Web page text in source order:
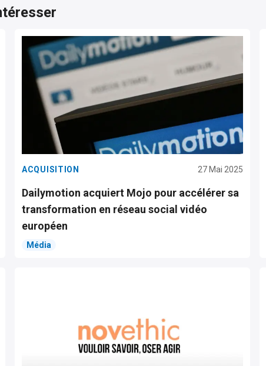
ACQUISITION 27 Mai 2025
Dailymotion acquiert Mojo pour accélérer sa
transformation en réseau social vidéo
européen
Média